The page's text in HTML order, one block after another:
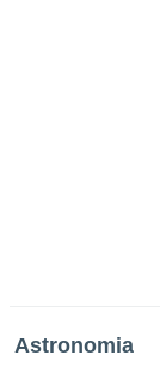
Astronomia